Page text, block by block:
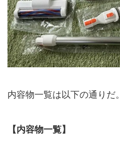
内容物一覧は以下の通りだ。
【内容物一覧】